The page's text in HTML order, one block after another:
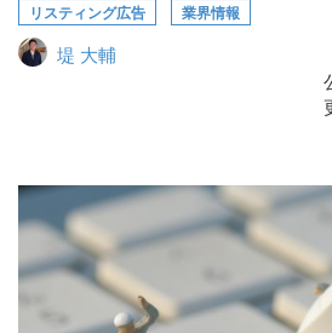
代理店の乗り換えをお考えの方
会社概要
お問い合わせ
リスティング広告 業界情報
堤 大輔